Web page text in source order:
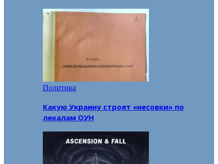
Политика
Какую Украину строят «несовки» по
лекалам ОУН